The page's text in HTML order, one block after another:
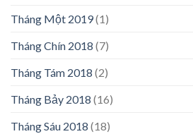
Tháng Một 2019(1)
Tháng Chín 2018 (7)
Tháng Tám 2018 (2)
Tháng Bảy 2018 (16)
Tháng Sáu 2018 (18)